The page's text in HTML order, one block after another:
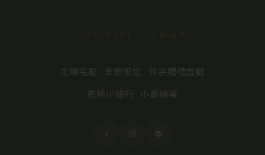
定期宅配 季節限定
伴手禮禮盒組
產地小旅行
小農故事